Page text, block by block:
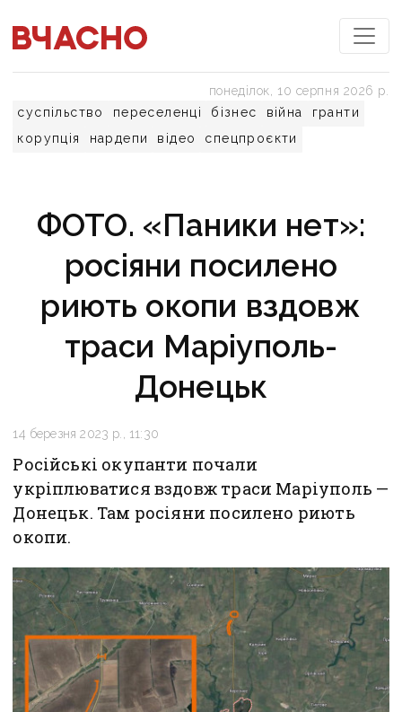
суспільство переселенці бізнес війна
гранти
корупція
нардепи відео спецпроєкти
понеділок, 10 серпня 2026 р.
ФОТО. «Паники нет»:
росіяни посилено
риють окопи вздовж
траси Маріуполь-
Донецьк
14 березня 2023 р., 11:30
Російські окупанти почали
укріплюватися вздовж траси Маріуполь —
Донецьк. Там росіяни посилено риють
окопи.